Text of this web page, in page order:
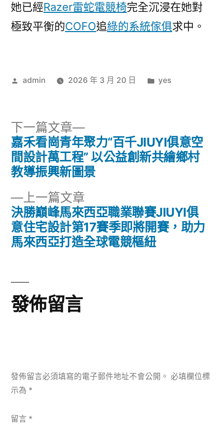
她已經Razer雷蛇電競椅完全沉浸在她對
極致平衡的COFO追綠的系統傢俱求中。
作
admin 2026 年 3 月 20 日
分
yes
文
章
導
覽
上一篇文章
一
篇
文
決勝巔峰馬來西亞職業聯賽JIUYI俱
意住宅設計第17賽季即將開賽，助力
馬來西亞打造全球電競樞紐
下一篇文章
下
一
篇
文
嘉禾看崗青年聚力“百千JIUYI俱意空
間設計萬工程” 以公益創新共繪鄉村
教導振興新圖景
發佈留言
發佈留言必須填寫的電子郵件地址不會公開。 必填欄位標
示為 *
留言 *